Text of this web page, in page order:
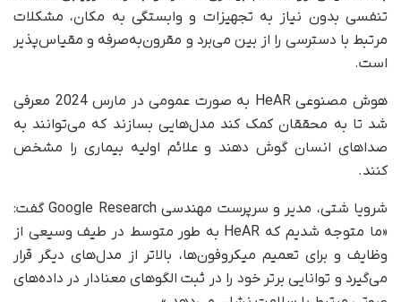
تنفسی بدون نیاز به تجهیزات و وابستگی به مکان، مشکلات
مرتبط با دسترسی را از بین می‌برد و مقرون‌به‌صرفه و مقیاس‌پذیر
است.
هوش مصنوعی HeAR به صورت عمومی در مارس 2024 معرفی
شد تا به محققان کمک کند مدل‌هایی بسازند که می‌توانند به
صداهای انسان گوش دهند و علائم اولیه بیماری را مشخص
کنند.
شرویا شتی، مدیر و سرپرست مهندسی Google Research گفت:
«ما متوجه شدیم که HeAR به طور متوسط در طیف وسیعی از
وظایف و برای تعمیم میکروفون‌ها، بالاتر از مدل‌های دیگر قرار
می‌گیرد و توانایی برتر خود را در ثبت الگوهای معنادار در داده‌های